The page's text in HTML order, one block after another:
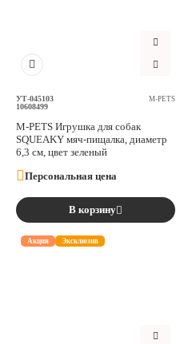
УТ-045103
10608499
M-PETS
M-PETS Игрушка для собак
SQUEAKY мяч-пищалка, диаметр
6,3 см, цвет зеленый
Персональная цена
В корзину
Акция Эксклюзив